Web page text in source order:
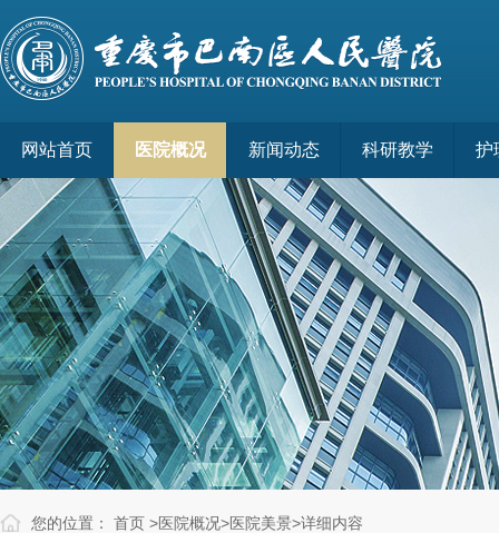
网站首页 医院概况 新闻动态 科研教学 护
您的位置： 首页 >医院概况>医院美景>详细内容